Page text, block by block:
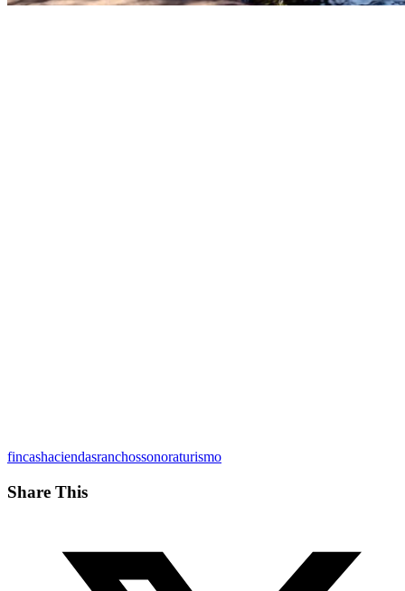
fincashaciendasranchossonoraturismo
Share This